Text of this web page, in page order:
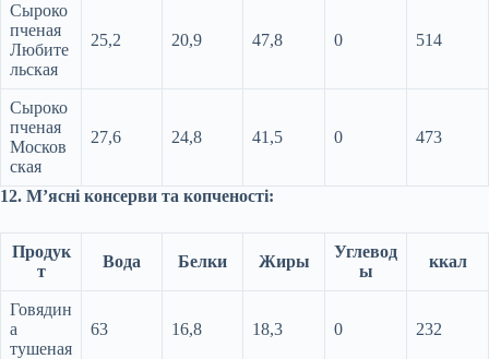
Сыроко
пченая
Любите
льская
25,2 20,9 47,8 0 514
Сыроко
пченая
Москов
ская
27,6 24,8 41,5 0 473
12. М’ясні консерви та копченості:
Продук
т
Вода Белки Жиры
Углевод
ы
ккал
Говядин
а
тушеная
63 16,8 18,3 0 232